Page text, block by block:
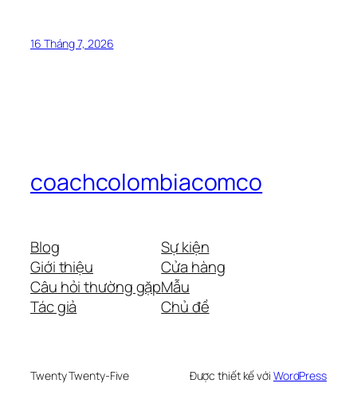
16 Tháng 7, 2026
coachcolombiacomco
Blog
Giới thiệu
Câu hỏi thường gặp
Tác giả
Sự kiện
Cửa hàng
Mẫu
Chủ đề
Twenty Twenty-Five Được thiết kế với WordPress